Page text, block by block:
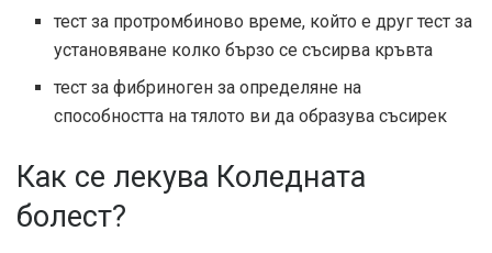
тест за протромбиново време, който е друг тест за
установяване колко бързо се съсирва кръвта
тест за фибриноген за определяне на
способността на тялото ви да образува съсирек
Как се лекува Коледната
болест?